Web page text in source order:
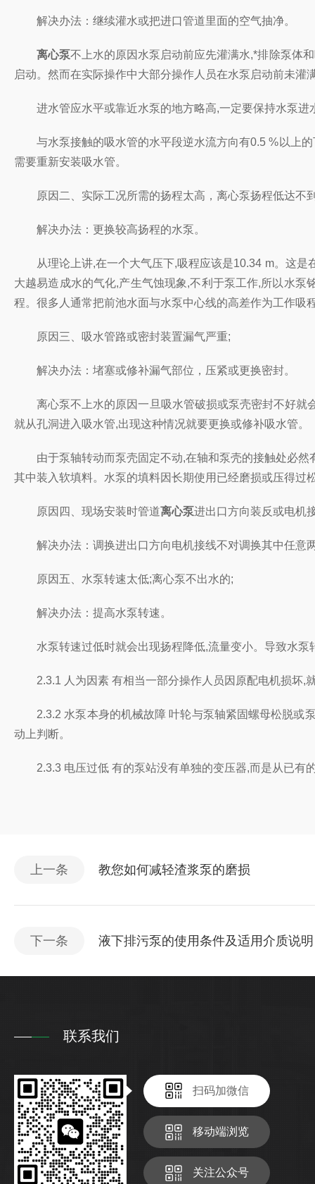
解决办法：继续灌水或把进口管道里面的空气抽净。
离心泵不上水的原因水泵启动前应先灌满水,*排除泵体
启动。然而在实际操作中大部分操作人员在水泵启动前未
进水管应水平或靠近水泵的地方略高,一定要保持水泵进
与水泵接触的吸水管的水平段逆水流方向有0.5 %以上的
需要重新安装吸水管。
原因二、实际工况所需的扬程太高，离心泵扬程低达不
解决办法：更换较高扬程的水泵。
从理论上讲,在一个大气压下,吸程应该是10.34 m。这是
大越易造成水的气化,产生气蚀现象,不利于泵工作,所以水
程。很多人通常把前池水面与水泵中心线的高差作为工作
原因三、吸水管路或密封装置漏气严重;
解决办法：堵塞或修补漏气部位，压紧或更换密封。
离心泵不上水的原因一旦吸水管破损或泵壳密封不好就
就从孔洞进入吸水管,出现这种情况就要更换或修补吸水管。
由于泵轴转动而泵壳固定不动,在轴和泵壳的接触处必然
其中装入软填料。水泵的填料因长期使用已经磨损或压得
原因四、现场安装时管道离心泵进出口方向装反或电机
解决办法：调换进出口方向电机接线不对调换其中任意
原因五、水泵转速太低;离心泵不出水的;
解决办法：提高水泵转速。
水泵转速过低时就会出现扬程降低,流量变小。导致水泵
2.3.1 人为因素 有相当一部分操作人员因原配电机损坏,
2.3.2 水泵本身的机械故障 叶轮与泵轴紧固螺母松脱或泵
动上判断。
2.3.3 电压过低 有的泵站没有单独的变压器,而是从已有
上一条 教您如何减轻渣浆泵的磨损
下一条 液下排污泵的使用条件及适用介质说明
联系我们
扫码加微信
移动端浏览
关注公众号